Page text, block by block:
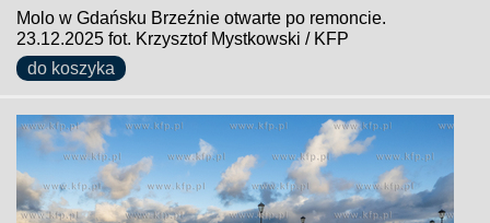
Molo w Gdańsku Brzeźnie otwarte po remoncie.
23.12.2025 fot. Krzysztof Mystkowski / KFP
do koszyka